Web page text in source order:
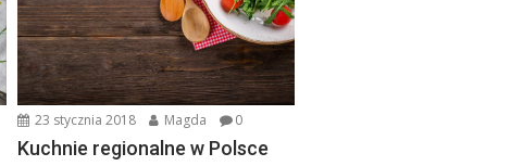
23 stycznia 2018 Magda 0
Kuchnie regionalne w Polsce